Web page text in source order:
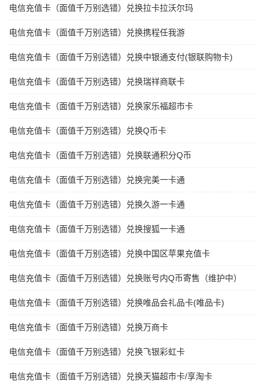
电信充值卡（面值千万别选错）兑换拉卡拉沃尔玛
电信充值卡（面值千万别选错）兑换携程任我游
电信充值卡（面值千万别选错）兑换中银通支付(银联购物卡)
电信充值卡（面值千万别选错）兑换瑞祥商联卡
电信充值卡（面值千万别选错）兑换家乐福超市卡
电信充值卡（面值千万别选错）兑换Q币卡
电信充值卡（面值千万别选错）兑换联通积分Q币
电信充值卡（面值千万别选错）兑换完美一卡通
电信充值卡（面值千万别选错）兑换久游一卡通
电信充值卡（面值千万别选错）兑换搜狐一卡通
电信充值卡（面值千万别选错）兑换中国区苹果充值卡
电信充值卡（面值千万别选错）兑换账号内Q币寄售（维护中）
电信充值卡（面值千万别选错）兑换唯品会礼品卡(唯品卡)
电信充值卡（面值千万别选错）兑换万商卡
电信充值卡（面值千万别选错）兑换飞银彩虹卡
电信充值卡（面值千万别选错）兑换天猫超市卡/享淘卡